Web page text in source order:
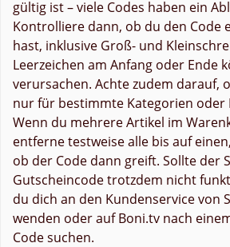
gültig ist – viele Codes haben ein
Kontrolliere dann, ob du den Code
hast, inklusive Groß- und
Leerzeichen am Anfang oder Ende
verursachen. Achte zudem darauf,
nur für bestimmte Kategorien oder
Wenn du mehrere Artikel im
entferne testweise alle bis auf
ob der Code dann greift. Sollte der
Gutscheincode trotzdem nicht
du dich an den Kundenservice von
wenden oder auf Boni.tv nach
Code suchen.